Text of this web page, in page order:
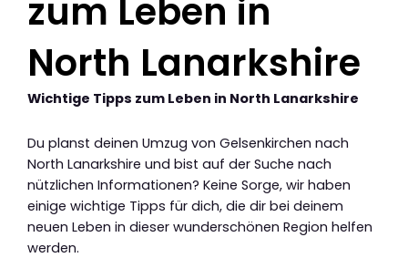
zum Leben in
North Lanarkshire
Wichtige Tipps zum Leben in North Lanarkshire
Du planst deinen Umzug von Gelsenkirchen nach
North Lanarkshire und bist auf der Suche nach
nützlichen Informationen? Keine Sorge, wir haben
einige wichtige Tipps für dich, die dir bei deinem
neuen Leben in dieser wunderschönen Region helfen
werden.